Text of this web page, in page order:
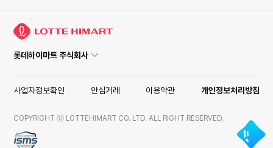
롯데하이마트 주식회사
사업자정보확인 안심거래 이용약관 개인정보처리방침
COPYRIGHT ⓒ LOTTEHIMART CO. LTD. ALL RIGHT RESERVED.
ISMS